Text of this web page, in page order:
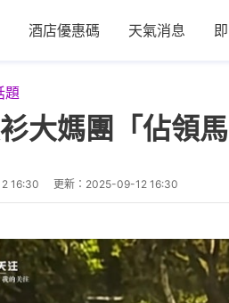
酒店優惠碼 天氣消息
題
大媽團「佔領
16:30 更新： 2025-09-12 16:30